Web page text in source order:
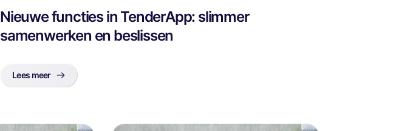
Nieuwe functies in TenderApp: slimmer
samenwerken en beslissen
Lees meer